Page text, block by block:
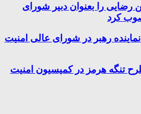
را بعنوان دبیر شورای
کرد
رهبر در شورای عالی امنیت
تنگه هرمز در کمیسیون امنیت